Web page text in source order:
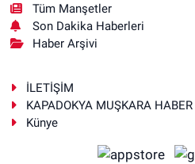
Tüm Manşetler
Son Dakika Haberleri
Haber Arşivi
İLETİŞİM
KAPADOKYA MUŞKARA
Künye